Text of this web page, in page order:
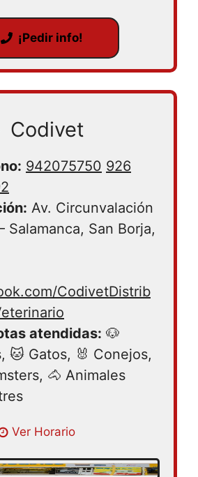
¡Pedir info!
Codivet
942075750 926
Av. Circunvalación
Salamanca, San Borja,
CodivetDistrib
atendidas: 🐶
🐱 Gatos, 🐰 Conejos,
🐴 Animales
| Martes 08:30 –
Viernes 08:30 – 15:00 |
Ver Horario